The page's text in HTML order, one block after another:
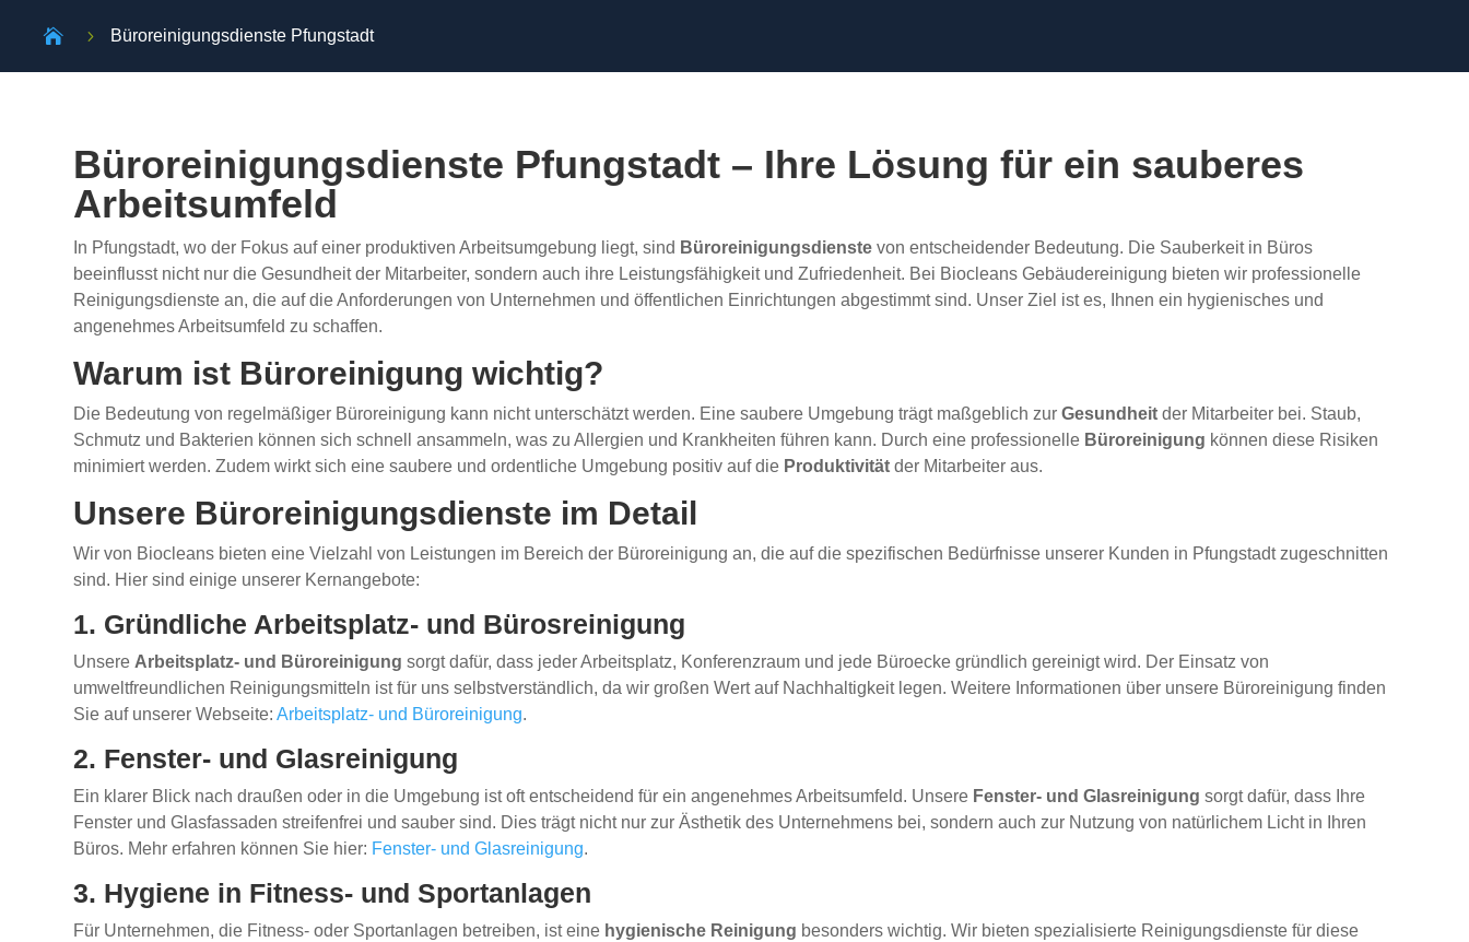
 5 Büroreinigungsdienste Pfungstadt
Büroreinigungsdienste Pfungstadt – Ihre Lösung für ein sauberes
Arbeitsumfeld
In Pfungstadt, wo der Fokus auf einer produktiven Arbeitsumgebung liegt, sind Büroreinigungsdienste von entscheidender Bedeutung. Die Sauberkeit in Büros
beeinflusst nicht nur die Gesundheit der Mitarbeiter, sondern auch ihre Leistungsfähigkeit und Zufriedenheit. Bei Biocleans Gebäudereinigung bieten wir professionelle
Reinigungsdienste an, die auf die Anforderungen von Unternehmen und öffentlichen Einrichtungen abgestimmt sind. Unser Ziel ist es, Ihnen ein hygienisches und
angenehmes Arbeitsumfeld zu schaffen.
Warum ist Büroreinigung wichtig?
Die Bedeutung von regelmäßiger Büroreinigung kann nicht unterschätzt werden. Eine saubere Umgebung trägt maßgeblich zurGesundheit der Mitarbeiter bei. Staub,
Schmutz und Bakterien können sich schnell ansammeln, was zu Allergien und Krankheiten führen kann. Durch eine professionelle Büroreinigung können diese Risiken
minimiert werden. Zudem wirkt sich eine saubere und ordentliche Umgebung positiv auf die Produktivität der Mitarbeiter aus.
Unsere Büroreinigungsdienste im Detail
Wir von Biocleans bieten eine Vielzahl von Leistungen im Bereich der Büroreinigung an, die auf die spezifischen Bedürfnisse unserer Kunden in Pfungstadt zugeschnitten
sind. Hier sind einige unserer Kernangebote:
1. Gründliche Arbeitsplatz- und Bürosreinigung
Unsere Arbeitsplatz- und Büroreinigung sorgt dafür, dass jeder Arbeitsplatz, Konferenzraum und jede Büroecke gründlich gereinigt wird. Der Einsatz von
umweltfreundlichen Reinigungsmitteln ist für uns selbstverständlich, da wir großen Wert auf Nachhaltigkeit legen. Weitere Informationen über unsere Büroreinigung finden
Sie auf unserer Webseite:Arbeitsplatz- und Büroreinigung.
2. Fenster- und Glasreinigung
Ein klarer Blick nach draußen oder in die Umgebung ist oft entscheidend für ein angenehmes Arbeitsumfeld. Unsere Fenster- und Glasreinigung sorgt dafür, dass Ihre
Fenster und Glasfassaden streifenfrei und sauber sind. Dies trägt nicht nur zur Ästhetik des Unternehmens bei, sondern auch zur Nutzung von natürlichem Licht in Ihren
Büros. Mehr erfahren können Sie hier: Fenster- und Glasreinigung.
3. Hygiene in Fitness- und Sportanlagen
Für Unternehmen, die Fitness- oder Sportanlagen betreiben, ist eine hygienische Reinigung besonders wichtig. Wir bieten spezialisierte Reinigungsdienste für diese